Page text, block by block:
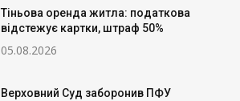
Тіньова оренда житла: податкова
відстежує картки, штраф 50%
05.08.2026
Верховний Суд заборонив ПФУ